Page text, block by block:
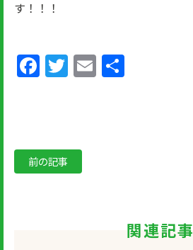
す！！！
Facebook
Twitter
Email
前の記事
関連記事